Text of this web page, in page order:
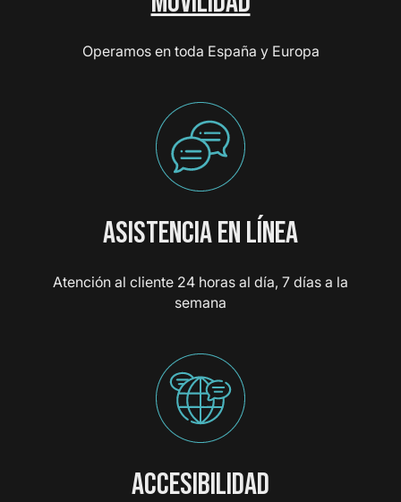
Operamos en toda España y Europa
ASISTENCIA EN LÍNEA
Atención al cliente 24 horas al día, 7 días a la
semana
ACCESIBILIDAD